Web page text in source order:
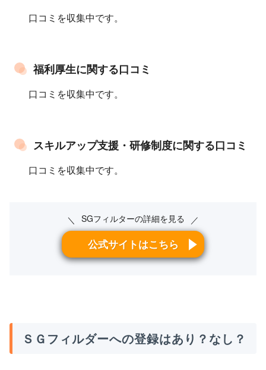
口コミを収集中です。
福利厚生に関する口コミ
口コミを収集中です。
スキルアップ支援・研修制度に関する口コミ
口コミを収集中です。
＼ SGフィルターの詳細を見る ／
公式サイトはこちら
ＳＧフィルダーへの登録はあり？なし？